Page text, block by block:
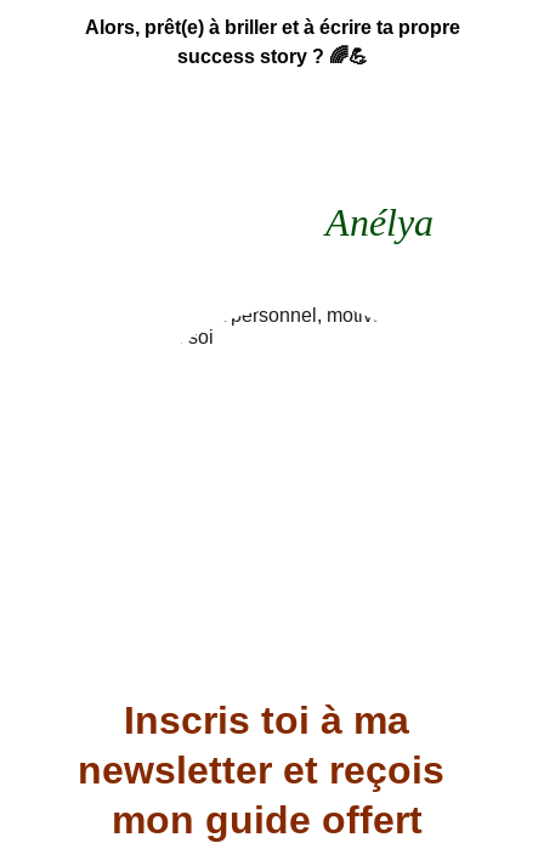
Alors, prêt(e) à briller et à écrire ta propre
success story ? 🌈💪
Anélya
Inscris toi à ma
newsletter et reçois
mon guide offert